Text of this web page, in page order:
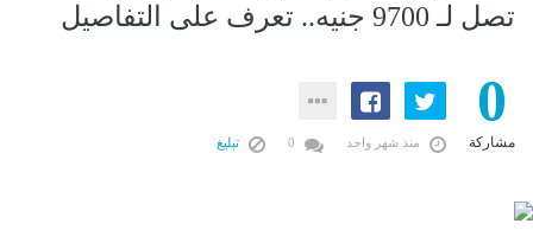
تصل لـ 9700 جنيه.. تعرف على التفاصيل
0
مشاركة منذ شهر واحد تبليغ